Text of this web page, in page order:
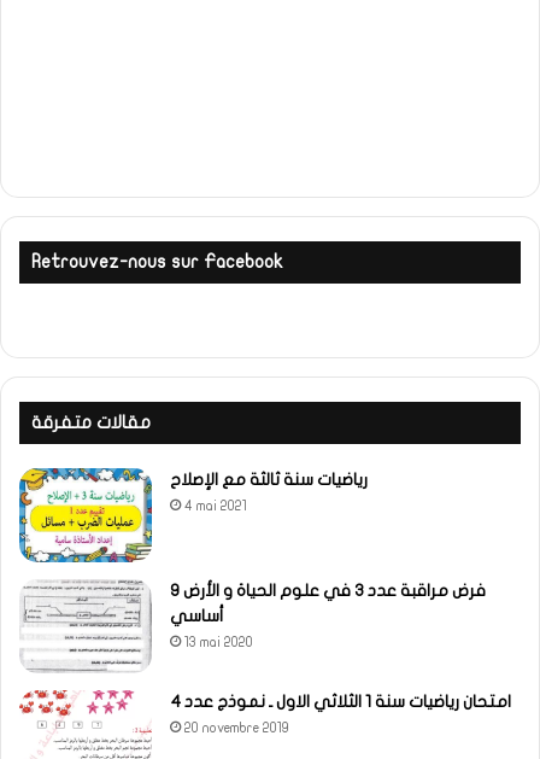
Retrouvez-nous sur Facebook
مقالات متفرقة
رياضيات سنة ثالثة مع الإصلاح
4 mai 2021
فرض مراقبة عدد 3 في علوم الحياة و الأرض 9
أساسي
13 mai 2020
امتحان رياضيات سنة 1 الثلاثي الاول ـ نموذج عدد 4
20 novembre 2019